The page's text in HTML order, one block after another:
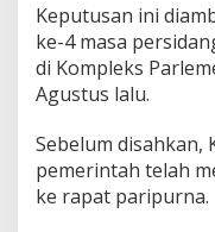
Keputusan ini
ke-4 masa
di Kompleks
Agustus lalu.
Sebelum disahkan,
pemerintah telah
ke rapat paripurna.